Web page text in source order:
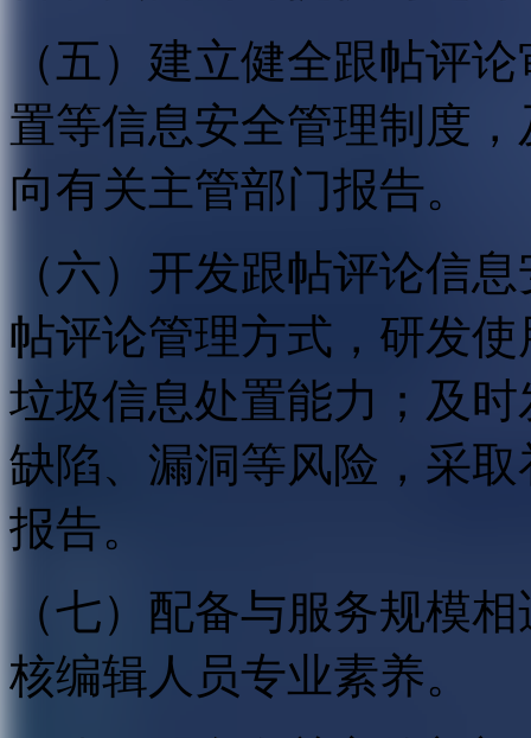
（五）建立健全跟帖评
置等信息安全管理制度
向有关主管部门报告。
（六）开发跟帖评论信
帖评论管理方式，研发
垃圾信息处置能力；及
缺陷、漏洞等风险，采
报告。
（七）配备与服务规模
核编辑人员专业素养。